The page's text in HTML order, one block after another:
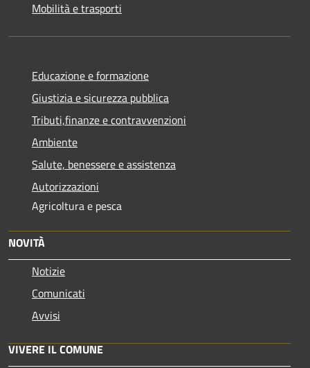
Mobilità e trasporti
Educazione e formazione
Giustizia e sicurezza pubblica
Tributi,finanze e contravvenzioni
Ambiente
Salute, benessere e assistenza
Autorizzazioni
Agricoltura e pesca
NOVITÀ
Notizie
Comunicati
Avvisi
VIVERE IL COMUNE